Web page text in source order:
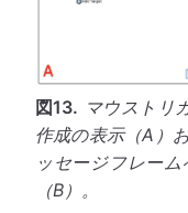
図13. マウストリ
作成の表示（A）
ッセージフレー
（B）。